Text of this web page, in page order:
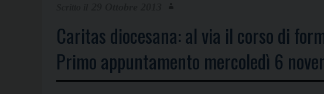
Caritas diocesana: al via il corso di
Primo appuntamento mercoledì 6